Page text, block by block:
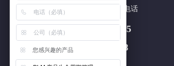
7x24h 全国热线电话
180 5877 3415
400-618-5708
您感兴趣的产品